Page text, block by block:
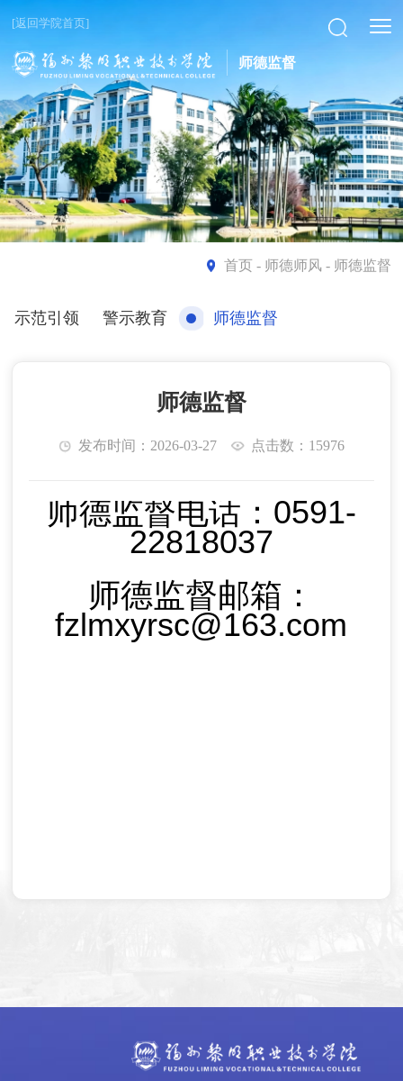
[返回学院首页]
师德监督
首页- 师德师风 - 师德监督
示范引领 警示教育 师德监督
师德监督
发布时间：2026-03-27 点击数：15976
师德监督电话：0591-
22818037
师德监督邮箱：
fzlmxyrsc@163.com